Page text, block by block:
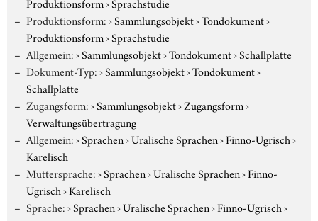
Produktionsform:›Sammlungsobjekt›Tondokument›
Produktionsform›Sprachstudie
Allgemein:›Sammlungsobjekt›Tondokument›Schallplatte
Dokument-Typ:›Sammlungsobjekt›Tondokument›
Schallplatte
Zugangsform:›Sammlungsobjekt›Zugangsform›
Verwaltungsübertragung
Allgemein:›Sprachen›Uralische Sprachen›Finno-Ugrisch›
Karelisch
Muttersprache:›Sprachen›Uralische Sprachen›Finno-
Ugrisch›Karelisch
Sprache:›Sprachen›Uralische Sprachen›Finno-Ugrisch›